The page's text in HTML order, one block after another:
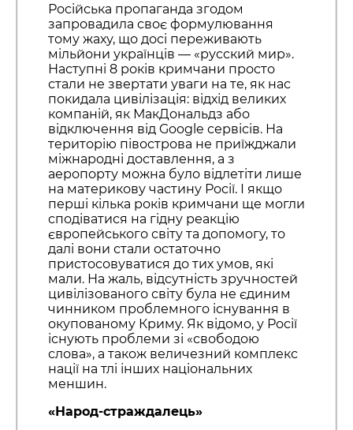
Російська пропаганда згодом
запровадила своє формулювання
тому жаху, що досі переживають
мільйони українців — «русский мир».
Наступні 8 років кримчани просто
стали не звертати уваги на те, як нас
покидала цивілізація: відхід великих
компаній, як МакДональдз або
відключення від Google сервісів. На
територію півострова не приїжджали
міжнародні доставлення, а з
аеропорту можна було відлетіти лише
на материкову частину Росії. І якщо
перші кілька років кримчани ще могли
сподіватися на гідну реакцію
європейського світу та допомогу, то
далі вони стали остаточно
пристосовуватися до тих умов, які
мали. На жаль, відсутність зручностей
цивілізованого світу була не єдиним
чинником проблемного існування в
окупованому Криму. Як відомо, у Росії
існують проблеми зі «свободою
слова», а також величезний комплекс
нації на тлі інших національних
меншин.
«Народ-страждалець»